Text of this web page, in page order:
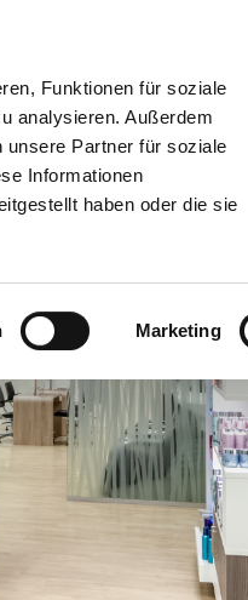
Funktionen für soziale
analysieren. Außerdem
unsere Partner für soziale
Informationen
haben oder die sie
Marketing